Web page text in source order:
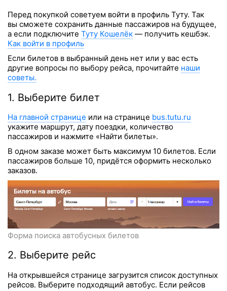
Перед покупкой советуем войти в профиль Туту. Так
вы сможете сохранить данные пассажиров на будущее,
а если подключите Туту Кошелёк — получить кешбэк.
Как войти в профиль
Если билетов в выбранный день нет или у вас есть
другие вопросы по выбору рейса, прочитайте наши
советы.
1. Выберите билет
На главной странице или на странице bus.tutu.ru
укажите маршрут, дату поездки, количество
пассажиров и нажмите «Найти билеты».
В одном заказе может быть максимум 10 билетов. Если
пассажиров больше 10, придётся оформить несколько
заказов.
Форма поиска автобусных билетов
2. Выберите рейс
На открывшейся странице загрузится список доступных
рейсов. Выберите подходящий автобус. Если рейсов